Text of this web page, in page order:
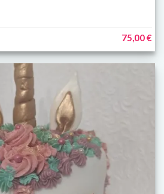
75,00 €